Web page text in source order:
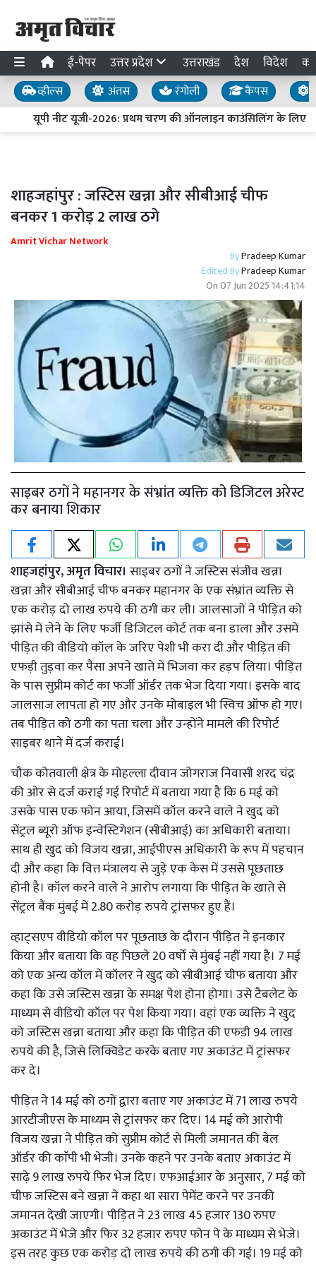
ई-पेपर उत्तर प्रदेश उत्तराखंड देश विदेश
व्हील्स अंतस रंगोली कैंपस
यूपी नीट यूजी-2026: प्रथम चरण की ऑनलाइन काउंसिलिंग के लिए
शाहजहांपुर : जस्टिस खन्ना और सीबीआई चीफ
बनकर 1 करोड़ 2 लाख ठगे
Amrit Vichar Network
ByPradeep Kumar
Edited ByPradeep Kumar
On07 Jun 2025 14:41:14
साइबर ठगों ने महानगर के संभ्रांत व्यक्ति को डिजिटल अरेस्ट
कर बनाया शिकार
शाहजहांपुर, अमृत विचार। साइबर ठगों ने जस्टिस संजीव खन्ना
खन्ना और सीबीआई चीफ बनकर महानगर के एक संभ्रांत व्यक्ति से
एक करोड़ दो लाख रुपये की ठगी कर ली। जालसाजों ने पीड़ित को
झांसे में लेने के लिए फर्जी डिजिटल कोर्ट तक बना डाला और उसमें
पीड़ित की वीडियो कॉल के जरिए पेशी भी करा दी और पीड़ित की
एफड़ी तुड़वा कर पैसा अपने खाते में भिजवा कर हड़प लिया। पीड़ित
के पास सुप्रीम कोर्ट का फर्जी ऑर्डर तक भेज दिया गया। इसके बाद
जालसाज लापता हो गए और उनके मोबाइल भी स्विच ऑफ हो गए।
तब पीड़ित को ठगी का पता चला और उन्होंने मामले की रिपोर्ट
साइबर थाने में दर्ज कराई।
चौक कोतवाली क्षेत्र के मोहल्ला दीवान जोगराज निवासी शरद चंद्र
की ओर से दर्ज कराई गई रिपोर्ट में बताया गया है कि 6 मई को
उसके पास एक फोन आया, जिसमें कॉल करने वाले ने खुद को
सेंट्रल ब्यूरो ऑफ इन्वेस्टिगेशन (सीबीआई) का अधिकारी बताया।
साथ ही खुद को विजय खन्ना, आईपीएस अधिकारी के रूप में पहचान
दी और कहा कि वित्त मंत्रालय से जुड़े एक केस में उससे पूछताछ
होनी है। कॉल करने वाले ने आरोप लगाया कि पीड़ित के खाते से
सेंट्रल बैंक मुंबई में 2.80 करोड़ रुपये ट्रांसफर हुए हैं।
व्हाट्सएप वीडियो कॉल पर पूछताछ के दौरान पीड़ित ने इनकार
किया और बताया कि वह पिछले 20 वर्षों से मुंबई नहीं गया है। 7 मई
को एक अन्य कॉल में कॉलर ने खुद को सीबीआई चीफ बताया और
कहा कि उसे जस्टिस खन्ना के समक्ष पेश होना होगा। उसे टैबलेट के
माध्यम से वीडियो कॉल पर पेश किया गया। वहां एक व्यक्ति ने खुद
को जस्टिस खन्ना बताया और कहा कि पीड़ित की एफडी 94 लाख
रुपये की है, जिसे लिक्विडेट करके बताए गए अकाउंट में ट्रांसफर
कर दे।
पीड़ित ने 14 मई को ठगों द्वारा बताए गए अकाउंट में 71 लाख रुपये
आरटीजीएस के माध्यम से ट्रांसफर कर दिए। 14 मई को आरोपी
विजय खन्ना ने पीड़ित को सुप्रीम कोर्ट से मिली जमानत की बेल
ऑर्डर की काॅपी भी भेजी। उनके कहने पर उनके बताए अकाउंट में
साढ़े 9 लाख रुपये फिर भेज दिए। एफआईआर के अनुसार, 7 मई को
चीफ जस्टिस बने खन्ना ने कहा था सारा पेमेंट करने पर उनकी
जमानत देखी जाएगी। पीड़ित ने 23 लाख 45 हजार 130 रुपए
अकाउंट में भेजे और फिर 32 हजार रुपए फोन पे के माध्यम से भेजे।
इस तरह कुछ एक करोड़ दो लाख रुपये की ठगी की गई। 19 मई को